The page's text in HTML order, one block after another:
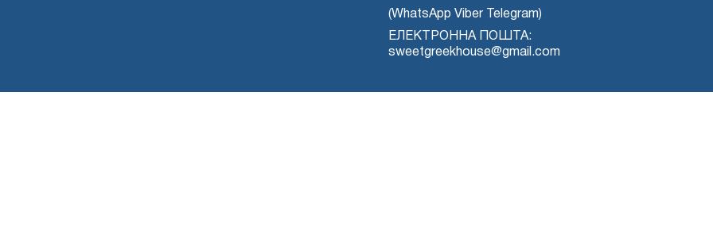
(WhatsApp Viber Telegram)
ЕЛЕКТРОННА ПОШТА:
sweetgreekhouse@gmail.com